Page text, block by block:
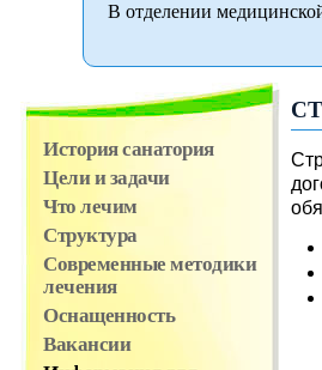
В отделении
История санатория
Цели и задачи
Что лечим
Структура
Современные методики
лечения
Оснащенность
Вакансии